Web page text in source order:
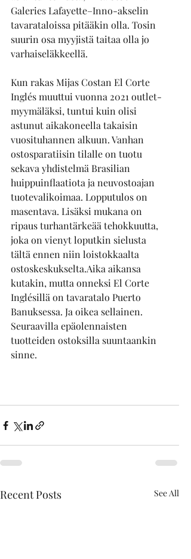
Galeries Lafayette–Inno-akselin
tavarataloissa pitääkin olla. Tosin
suurin osa myyjistä taitaa olla jo
varhaiseläkkeellä.
Kun rakas Mijas Costan El Corte
Inglés muuttui vuonna 2021 outlet-
myymäläksi, tuntui kuin olisi
astunut aikakoneella takaisin
vuosituhannen alkuun. Vanhan
ostosparatiisin tilalle on tuotu
sekava yhdistelmä Brasilian
huippuinflaatiota ja neuvostoajan
tuotevalikoimaa. Lopputulos on
masentava. Lisäksi mukana on
ripaus turhantärkeää tehokkuutta,
joka on vienyt loputkin sielusta
tältä ennen niin loistokkaalta
ostoskeskukselta.Aika aikansa
kutakin, mutta onneksi El Corte
Inglésillä on tavaratalo Puerto
Banuksessa. Ja oikea sellainen.
Seuraavilla epäolennaisten
tuotteiden ostoksilla suuntaankin
sinne.
Recent Posts See All